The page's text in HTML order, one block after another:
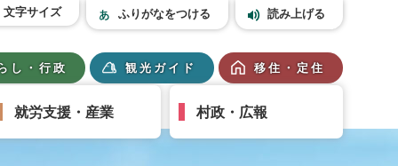
文字サイズ ふりがなをつける 読み上げる
し・行政 観光ガイド 移住・定住
就労支援・産業 村政・広報